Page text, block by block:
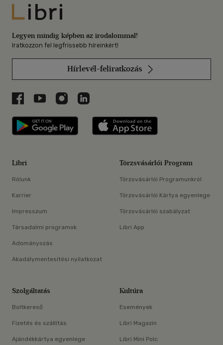
Libri
Legyen mindig képben az irodalommal!
Iratkozzon fel legfrissebb híreinkért!
Hírlevél-feliratkozás
Libri a Facebookon
Libri a Youtube-on
Libri az Instagramon
Libri a LinkedInen
Libri applikáció Szerezd meg: Google
Libri
Rólunk
Karrier
Impresszum
Társadalmi programok
Adományozás
Akadálymentesítési nyilatkozat
Törzsvásárlói Program
Törzsvásárlói Programunkról
Törzsvásárlói Kártya egyenlege
Törzsvásárlói szabályzat
Libri App
Szolgáltatás
Boltkereső
Fizetés és szállítás
Ajándékkártya egyenlege
Kultúra
Események
Libri Magazin
Libri Mini Polc